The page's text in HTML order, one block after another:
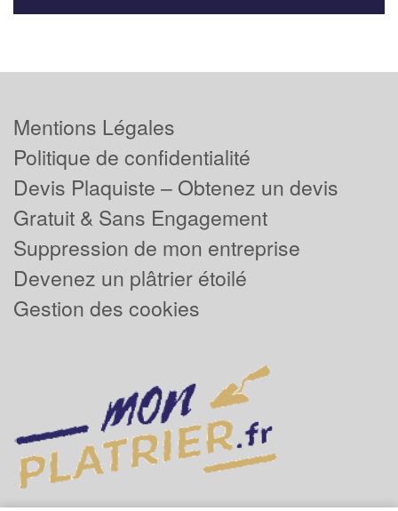
Mentions Légales
Politique de confidentialité
Devis Plaquiste – Obtenez un devis
Gratuit & Sans Engagement
Suppression de mon entreprise
Devenez un plâtrier étoilé
Gestion des cookies